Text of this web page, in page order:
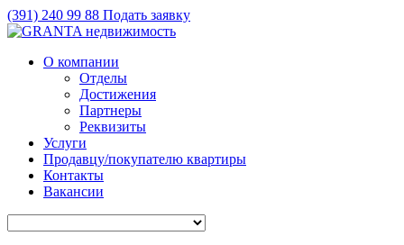
(391) 240 99 88 Подать заявку
О компании
Отделы
Достижения
Партнеры
Реквизиты
Услуги
Продавцу/покупателю квартиры
Контакты
Вакансии